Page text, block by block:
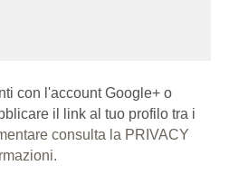
con l'account Google+ o
il link al tuo profilo tra i
consulta la PRIVACY